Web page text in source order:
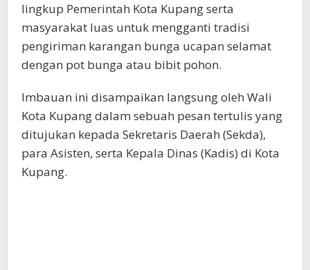
lingkup Pemerintah Kota Kupang serta
masyarakat luas untuk mengganti tradisi
pengiriman karangan bunga ucapan selamat
dengan pot bunga atau bibit pohon.
Imbauan ini disampaikan langsung oleh Wali
Kota Kupang dalam sebuah pesan tertulis yang
ditujukan kepada Sekretaris Daerah (Sekda),
para Asisten, serta Kepala Dinas (Kadis) di Kota
Kupang.